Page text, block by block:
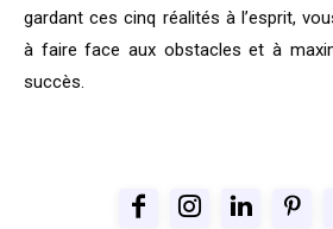
gardant ces cinq réalités à l’esprit,
à faire face aux obstacles et à
succès.